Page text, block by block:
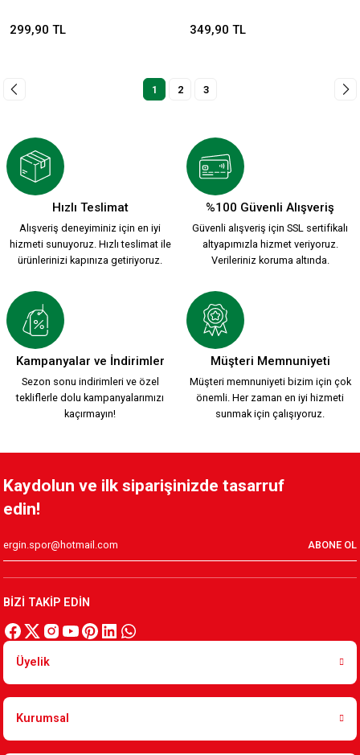
299,90 TL 349,90 TL
1 2 3
Hızlı Teslimat
Alışveriş deneyiminiz için en iyi
hizmeti sunuyoruz. Hızlı teslimat ile
ürünlerinizi kapınıza getiriyoruz.
%100 Güvenli Alışveriş
Güvenli alışveriş için SSL sertifikalı
altyapımızla hizmet veriyoruz.
Verileriniz koruma altında.
Kampanyalar ve İndirimler
Sezon sonu indirimleri ve özel
tekliflerle dolu kampanyalarımızı
kaçırmayın!
Müşteri Memnuniyeti
Müşteri memnuniyeti bizim için çok
önemli. Her zaman en iyi hizmeti
sunmak için çalışıyoruz.
Kaydolun ve ilk siparişinizde tasarruf
edin!
ABONE OL
BİZİ TAKİP EDİN
Üyelik
Kurumsal